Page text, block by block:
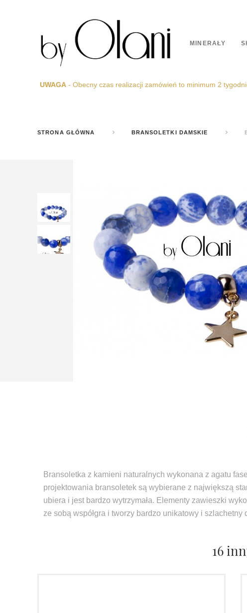
MINERAŁY
UWAGA - Obecny czas realizacji zamówień to minimum 2
STRONA GŁÓWNA BRANSOLETKI DAMSKIE
Bransoletka z kamieni naturalnych wykonana z agatu
projektowania bransoletek są wybierane z największą
ubiera i jest bardzo wytrzymała. Elementy zawieszki
ze sobą współgra i tworzy bardzo unikatowy i
16